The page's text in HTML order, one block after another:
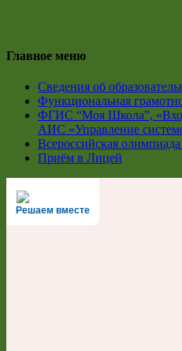
Главное меню
Сведения об
Функциональная
ФГИС “Моя Школа”,
АИС «Управление
Всероссийская
Приём в Лицей
Решаем вместе